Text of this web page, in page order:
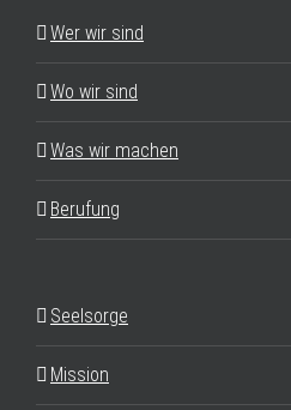
Wer wir sind
Wo wir sind
Was wir machen
Berufung
Seelsorge
Mission